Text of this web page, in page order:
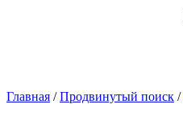
Главная /Продвинутый поиск /